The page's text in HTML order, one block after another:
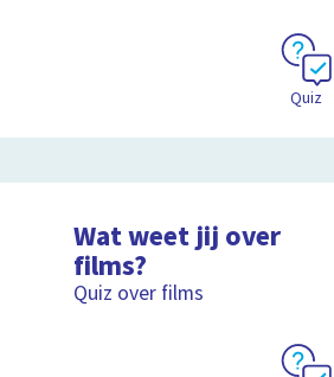
Quiz
Wat weet jij over
films?
Quiz over films